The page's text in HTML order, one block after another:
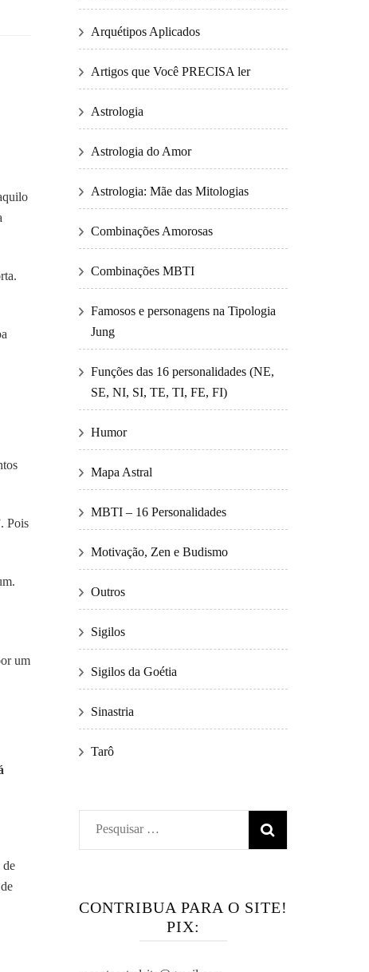
Pois
um
de
Arquétipos Aplicados
Artigos que Você PRECISA ler
Astrologia
Astrologia do Amor
Astrologia: Mãe das Mitologias
Combinações Amorosas
Combinações MBTI
Famosos e personagens na Tipologia
Jung
Funções das 16 personalidades (NE,
SE, NI, SI, TE, TI, FE, FI)
Humor
Mapa Astral
MBTI – 16 Personalidades
Motivação, Zen e Budismo
Outros
Sigilos
Sigilos da Goétia
Sinastria
Tarô
Pesquisar
por:
CONTRIBUA PARA O SITE!
PIX: